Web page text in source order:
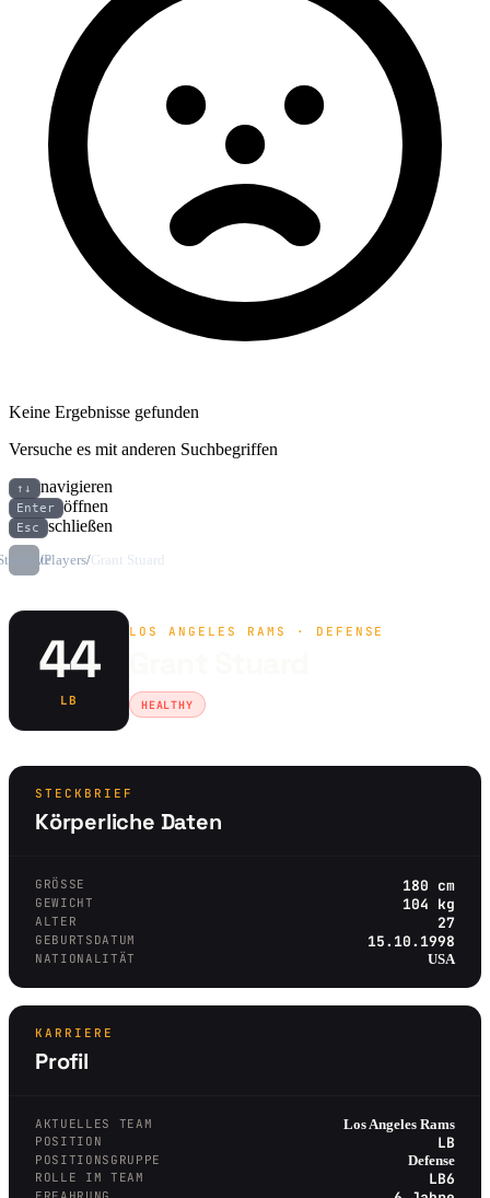
Keine Ergebnisse gefunden
Versuche es mit anderen Suchbegriffen
↑↓ navigieren
Enter öffnen
Esc schließen
/Players/Grant Stuard
44
LB
LOS ANGELES RAMS · DEFENSE
HEALTHY
STECKBRIEF
Körperliche Daten
GRÖSSE 180 cm
GEWICHT 104 kg
ALTER 27
GEBURTSDATUM 15.10.1998
NATIONALITÄT USA
KARRIERE
Profil
AKTUELLES TEAM Los Angeles Rams
POSITION LB
POSITIONSGRUPPE Defense
ROLLE IM TEAM LB6